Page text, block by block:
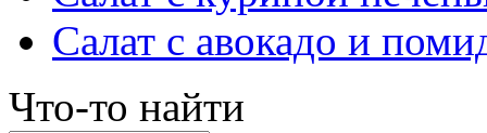
Салат с авокадо и
Что-то найти